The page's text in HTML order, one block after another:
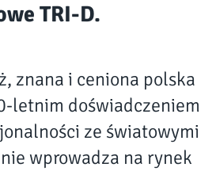
TRI-D.
znana i ceniona polska
letnim doświadczeniem
ze światowymi
wprowadza na rynek